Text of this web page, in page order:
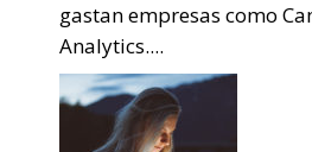
gastan empresas como
Analytics....